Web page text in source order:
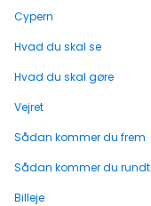
Cypern
Hvad du skal se
Hvad du skal gøre
Vejret
Sådan kommer du frem
Sådan kommer du rundt
Billeje